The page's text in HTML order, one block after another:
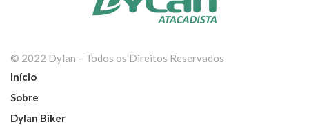
© 2022 Dylan – Todos os Direitos Reservados
Início
Sobre
Dylan Biker